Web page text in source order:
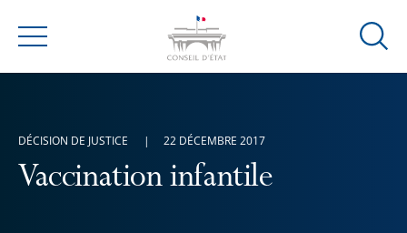
Menu
Ouvrir
Vaccination infantile
DÉCISION DE JUSTICE 22 DÉCEMBRE 2017